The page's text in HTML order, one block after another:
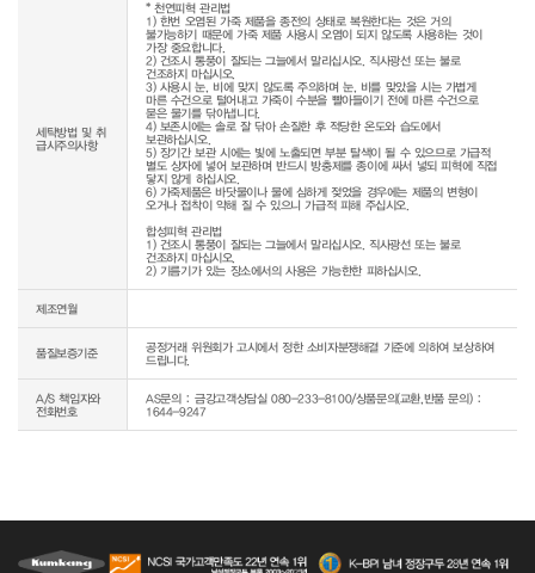
세탁방법 및 취
급시주의사항
* 천연피혁 관리법
1) 한번 오염된 가죽 제품을 종전의 상태로 복원한다는 것은 거의
불가능하기 때문에 가죽 제품 사용시 오염이 되지 않도록 사용하는 것이
가장 중요합니다.
2) 건조시 통풍이 잘되는 그늘에서 말리십시오. 직사광선 또는 불로
건조하지 마십시오.
3) 사용시 눈, 비에 맞지 않도록 주의하며 눈, 비를 맞았을 시는 가볍게
마른 수건으로 털어내고 가죽이 수분을 빨아들이기 전에 마른 수건으로
묻은 물기를 닦아냅니다.
4) 보존시에는 솔로 잘 닦아 손질한 후 적당한 온도와 습도에서
보관하십시오.
5) 장기간 보관 시에는 빛에 노출되면 부분 탈색이 될 수 있으므로 가급적
별도 상자에 넣어 보관하며 반드시 방충제를 종이에 싸서 넣되 피혁에 직접
닿지 않게 하십시오.
6) 가죽제품은 바닷물이나 물에 심하게 젖었을 경우에는 제품의 변형이
오거나 접착이 약해 질 수 있으니 가급적 피해 주십시오.
합성피혁 관리법
1) 건조시 통풍이 잘되는 그늘에서 말리십시오. 직사광선 또는 불로
건조하지 마십시오.
제조연월
품질보증기준
공정거래 위원회가 고시에서 정한 소비자분쟁해결 기준에 의하여 보상하여
드립니다.
A/S 책임자와
전화번호
AS문의 : 금강고객상담실 080-233-8100/상품문의(교환,반품 문의) :
1644-9247